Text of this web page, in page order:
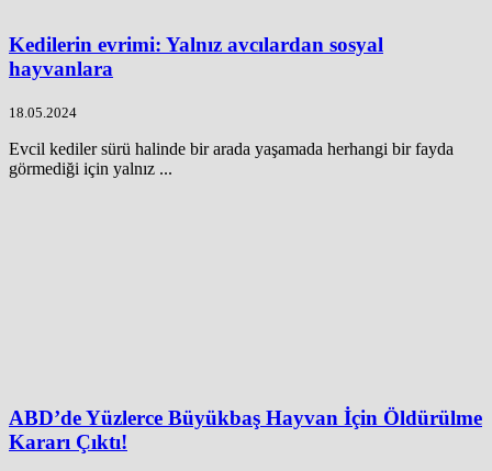
Kedilerin evrimi: Yalnız avcılardan sosyal
hayvanlara
18.05.2024
Evcil kediler sürü halinde bir arada yaşamada herhangi bir fayda
görmediği için yalnız ...
ABD’de Yüzlerce Büyükbaş Hayvan İçin Öldürülme
Kararı Çıktı!